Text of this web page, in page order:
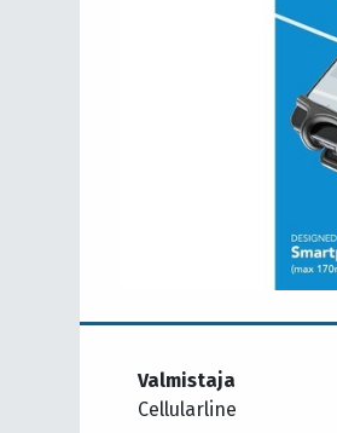
Valmistaja
Cellularline